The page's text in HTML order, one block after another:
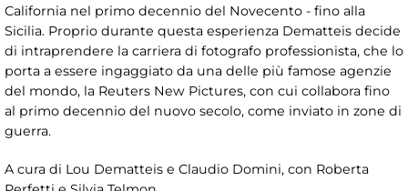
California nel primo decennio del Novecento - fino alla
Sicilia. Proprio durante questa esperienza Dematteis decide
di intraprendere la carriera di fotografo professionista, che lo
porta a essere ingaggiato da una delle più famose agenzie
del mondo, la Reuters New Pictures, con cui collabora fino
al primo decennio del nuovo secolo, come inviato in zone di
guerra.
A cura di Lou Dematteis e Claudio Domini, con Roberta